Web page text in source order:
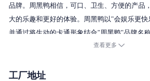
品牌。周黑鸭相信，可口、卫生、方便的产品
大的乐趣和更好的体验。周黑鸭以"会娱乐更快
并通过将生动的卡通形象结合"周黑鸭"品牌名
销售、统一核算、统一形象”的“六统一”连锁经
查看更多
工厂地址